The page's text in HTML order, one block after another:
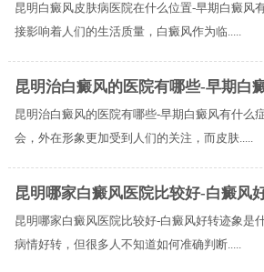
昆明白癜风皮肤病医院在什么位置-早期白癜风
接影响着人们的生活质量，白癜风作为临.....
昆明治白癜风的医院有哪些-早期白
昆明治白癜风的医院有哪些-早期白癜风有什么
会，外在形象更加受到人们的关注，而皮肤.....
昆明哪家白癜风医院比较好-白癜风
昆明哪家白癜风医院比较好-白癜风好转迹象是
病情好转，但很多人不知道如何准确判断.....